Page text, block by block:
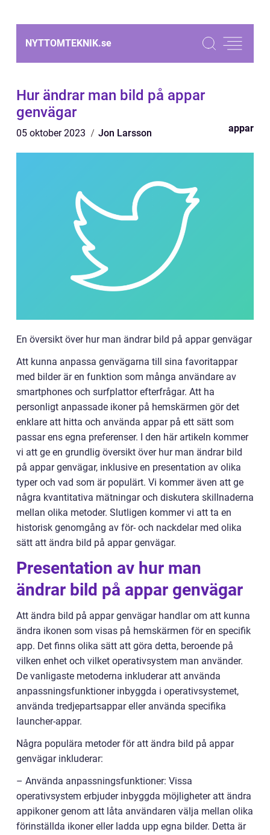
NYTTOMTEKNIK.se
Hur ändrar man bild på appar
genvägar
05 oktober 2023 Jon Larsson appar
En översikt över hur man ändrar bild på appar genvägar
Att kunna anpassa genvägarna till sina favoritappar
med bilder är en funktion som många användare av
smartphones och surfplattor efterfrågar. Att ha
personligt anpassade ikoner på hemskärmen gör det
enklare att hitta och använda appar på ett sätt som
passar ens egna preferenser. I den här artikeln kommer
vi att ge en grundlig översikt över hur man ändrar bild
på appar genvägar, inklusive en presentation av olika
typer och vad som är populärt. Vi kommer även att ge
några kvantitativa mätningar och diskutera skillnaderna
mellan olika metoder. Slutligen kommer vi att ta en
historisk genomgång av för- och nackdelar med olika
sätt att ändra bild på appar genvägar.
Presentation av hur man
ändrar bild på appar genvägar
Att ändra bild på appar genvägar handlar om att kunna
ändra ikonen som visas på hemskärmen för en specifik
app. Det finns olika sätt att göra detta, beroende på
vilken enhet och vilket operativsystem man använder.
De vanligaste metoderna inkluderar att använda
anpassningsfunktioner inbyggda i operativsystemet,
använda tredjepartsappar eller använda specifika
launcher-appar.
Några populära metoder för att ändra bild på appar
genvägar inkluderar:
– Använda anpassningsfunktioner: Vissa
operativsystem erbjuder inbyggda möjligheter att ändra
appikoner genom att låta användaren välja mellan olika
förinställda ikoner eller ladda upp egna bilder. Detta är